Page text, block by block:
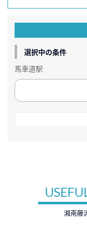
選択中の条件
馬車道駅
湘南藤